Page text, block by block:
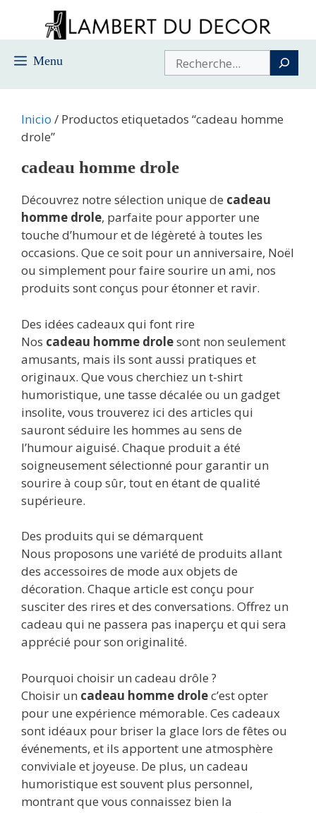
contenido
Menu Buscar
Inicio / Productos etiquetados “cadeau homme
drole”
cadeau homme drole
Découvrez notre sélection unique de cadeau
homme drole, parfaite pour apporter une
touche d’humour et de légèreté à toutes les
occasions. Que ce soit pour un anniversaire, Noël
ou simplement pour faire sourire un ami, nos
produits sont conçus pour étonner et ravir.
Des idées cadeaux qui font rire
Nos cadeau homme drolesont non seulement
amusants, mais ils sont aussi pratiques et
originaux. Que vous cherchiez un t-shirt
humoristique, une tasse décalée ou un gadget
insolite, vous trouverez ici des articles qui
sauront séduire les hommes au sens de
l’humour aiguisé. Chaque produit a été
soigneusement sélectionné pour garantir un
sourire à coup sûr, tout en étant de qualité
supérieure.
Des produits qui se démarquent
Nous proposons une variété de produits allant
des accessoires de mode aux objets de
décoration. Chaque article est conçu pour
susciter des rires et des conversations. Offrez un
cadeau qui ne passera pas inaperçu et qui sera
apprécié pour son originalité.
Pourquoi choisir un cadeau drôle ?
Choisir un cadeau homme drolec’est opter
pour une expérience mémorable. Ces cadeaux
sont idéaux pour briser la glace lors de fêtes ou
événements, et ils apportent une atmosphère
conviviale et joyeuse. De plus, un cadeau
humoristique est souvent plus personnel,
montrant que vous connaissez bien la